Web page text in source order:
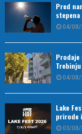
Pred
stepena
04/08/
Prodaje
Trebinju
04/08/
Lake
prirode
03/08/